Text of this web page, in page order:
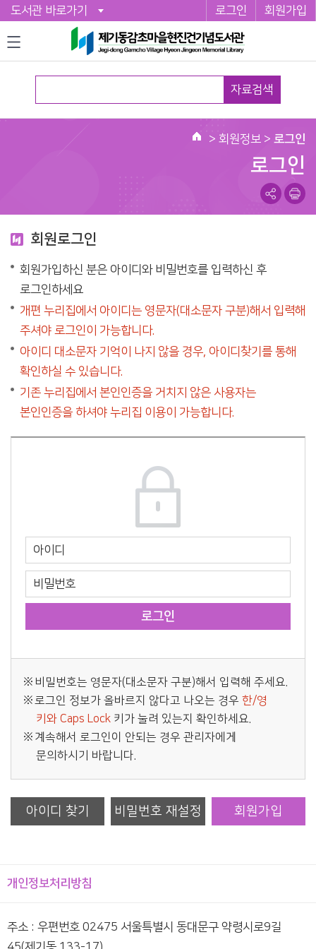
도서관 바로가기 로그인 회원가입
자료검색
> 회원정보 > 로그인
로그인
회원로그인
회원가입하신 분은 아이디와 비밀번호를 입력하신 후
로그인하세요
개편 누리집에서 아이디는 영문자(대소문자 구분)해서 입력해
주셔야 로그인이 가능합니다.
아이디 대소문자 기억이 나지 않을 경우, 아이디찾기를 통해
확인하실 수 있습니다.
기존 누리집에서 본인인증을 거치지 않은 사용자는
본인인증을 하셔야 누리집 이용이 가능합니다.
비밀번호는 영문자(대소문자 구분)해서 입력해 주세요.
로그인 정보가 올바르지 않다고 나오는 경우 한/영
키와 Caps Lock 키가 눌려 있는지 확인하세요.
계속해서 로그인이 안되는 경우 관리자에게
문의하시기 바랍니다.
아이디 찾기 비밀번호 재설정 회원가입
개인정보처리방침
주소 : 우편번호 02475 서울특별시 동대문구 약령시로9길